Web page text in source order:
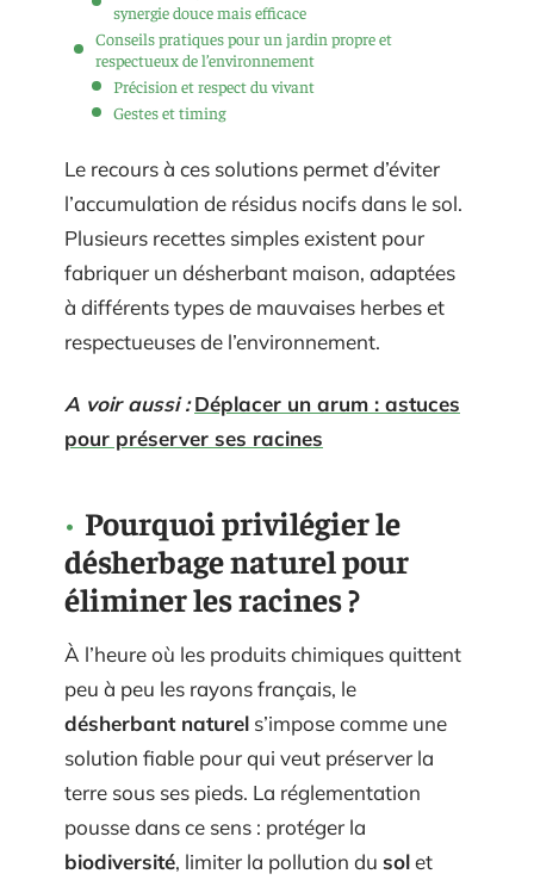
synergie douce mais efficace
Conseils pratiques pour un jardin propre et
respectueux de l’environnement
Précision et respect du vivant
Gestes et timing
Le recours à ces solutions permet d’éviter
l’accumulation de résidus nocifs dans le sol.
Plusieurs recettes simples existent pour
fabriquer un désherbant maison, adaptées
à différents types de mauvaises herbes et
respectueuses de l’environnement.
A voir aussi : Déplacer un arum : astuces
pour préserver ses racines
Pourquoi privilégier le
désherbage naturel pour
éliminer les racines ?
À l’heure où les produits chimiques quittent
peu à peu les rayons français, le
désherbant naturel s’impose comme une
solution fiable pour qui veut préserver la
terre sous ses pieds. La réglementation
pousse dans ce sens : protéger la
biodiversité, limiter la pollution du solet